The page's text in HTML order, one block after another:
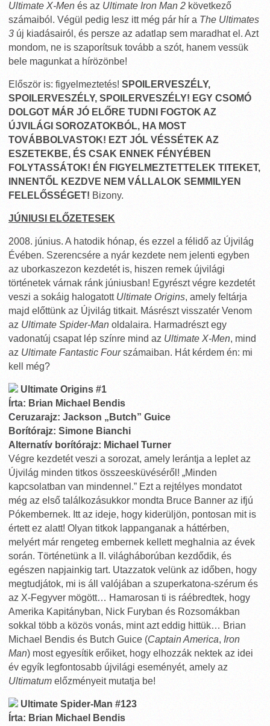
Ultimate X-Men és az Ultimate Iron Man 2 következő
számaiból. Végül pedig lesz itt még pár hír a The Ultimates
3 új kiadásairól, és persze az adatlap sem maradhat el. Azt
mondom, ne is szaporítsuk tovább a szót, hanem vessük
bele magunkat a hírözönbe!
Először is: figyelmeztetés! SPOILERVESZÉLY,
SPOILERVESZÉLY, SPOILERVESZÉLY! EGY CSOMÓ
DOLGOT MÁR JÓ ELŐRE TUDNI FOGTOK AZ
ÚJVILÁGI SOROZATOKBÓL, HA MOST
TOVÁBBOLVASTOK! EZT JÓL VÉSSÉTEK AZ
ESZETEKBE, ÉS CSAK ENNEK FÉNYÉBEN
FOLYTASSÁTOK! ÉN FIGYELMEZTETTELEK TITEKET,
INNENTŐL KEZDVE NEM VÁLLALOK SEMMILYEN
FELELŐSSÉGET! Bizony.
JÚNIUSI ELŐZETESEK
2008. június. A hatodik hónap, és ezzel a félidő az Újvilág
Évében. Szerencsére a nyár kezdete nem jelenti egyben
az uborkaszezon kezdetét is, hiszen remek újvilági
történetek várnak ránk júniusban! Egyrészt végre kezdetét
veszi a sokáig halogatott Ultimate Origins, amely feltárja
majd előttünk az Újvilág titkait. Másrészt visszatér Venom
az Ultimate Spider-Man oldalaira. Harmadrészt egy
vadonatúj csapat lép színre mind az Ultimate X-Men, mind
az Ultimate Fantastic Fourszámaiban. Hát kérdem én: mi
kell még?
Ultimate Origins #1
Írta: Brian Michael Bendis
Ceruzarajz: Jackson „Butch” Guice
Borítórajz: Simone Bianchi
Alternatív borítórajz: Michael Turner
Végre kezdetét veszi a sorozat, amely lerántja a leplet az
Újvilág minden titkos összeesküvéséről! „Minden
kapcsolatban van mindennel.” Ezt a rejtélyes mondatot
még az első találkozásukkor mondta Bruce Banner az ifjú
Pókembernek. Itt az ideje, hogy kiderüljön, pontosan mit is
értett ez alatt! Olyan titkok lappanganak a háttérben,
melyért már rengeteg embernek kellett meghalnia az évek
során. Történetünk a II. világháborúban kezdődik, és
egészen napjainkig tart. Utazzatok velünk az időben, hogy
megtudjátok, mi is áll valójában a szuperkatona-szérum és
az X-Fegyver mögött… Hamarosan ti is ráébredtek, hogy
Amerika Kapitányban, Nick Furyban és Rozsomákban
sokkal több a közös vonás, mint azt eddig hittük… Brian
Michael Bendis és Butch Guice (Captain America, Iron
Man) most egyesítik erőiket, hogy elhozzák nektek az idei
év egyík legfontosabb újvilági eseményét, amely az
Ultimatum előzményeit mutatja be!
Ultimate Spider-Man #123
Írta: Brian Michael Bendis